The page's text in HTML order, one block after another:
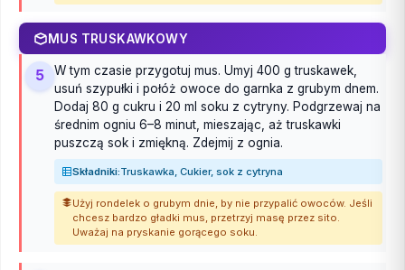
MUS TRUSKAWKOWY
5
W tym czasie przygotuj mus. Umyj 400 g truskawek,
usuń szypułki i połóż owoce do garnka z grubym dnem.
Dodaj 80 g cukru i 20 ml soku z cytryny. Podgrzewaj na
średnim ogniu 6–8 minut, mieszając, aż truskawki
puszczą sok i zmiękną. Zdejmij z ognia.
Składniki:Truskawka, Cukier, sok z cytryna
Użyj rondelek o grubym dnie, by nie przypalić owoców. Jeśli
chcesz bardzo gładki mus, przetrzyj masę przez sito.
Uważaj na pryskanie gorącego soku.